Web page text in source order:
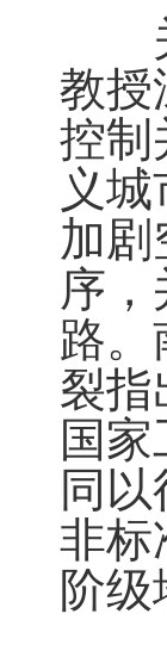
关
教
控
义
加
序
路
裂
国
同
非
阶